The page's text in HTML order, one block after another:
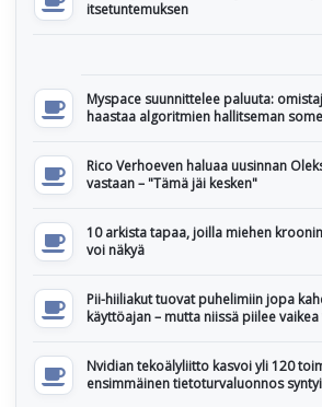
itsetuntemuksen
Myspace suunnittelee paluuta:
haastaa algoritmien hallitseman
Rico Verhoeven haluaa uusinnan
vastaan – "Tämä jäi kesken"
10 arkista tapaa, joilla miehen
voi näkyä
Pii-hiiliakut tuovat puhelimiin jopa
käyttöajan – mutta niissä piilee
Nvidian tekoälyliitto kasvoi yli 120
ensimmäinen tietoturvaluonnos